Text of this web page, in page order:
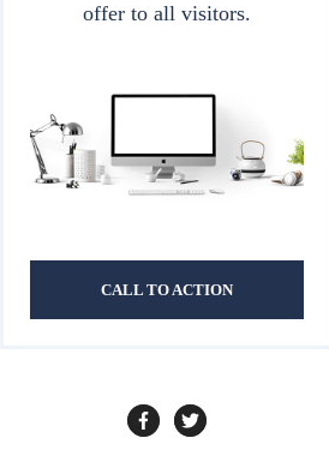
offer to all visitors.
CALL TO ACTION